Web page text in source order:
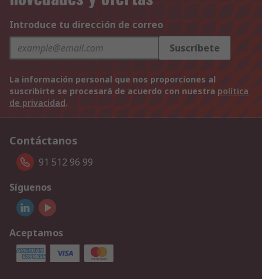
Introduce tu dirección de correo
Suscríbete
La información personal que nos proporciones al
suscribirte se procesará de acuerdo con nuestra política
de privacidad.
Contáctanos
91 512 96 99
Síguenos
Aceptamos